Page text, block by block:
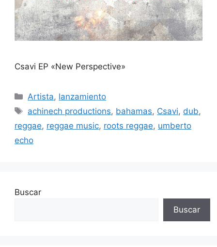
Csavi EP «New Perspective»
Artista, lanzamiento
achinech productions, bahamas, Csavi, dub,
reggae, reggae music, roots reggae, umberto
echo
Buscar
Buscar